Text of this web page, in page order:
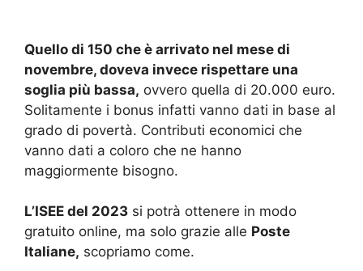
Quello di 150 che è arrivato nel mese di
novembre, doveva invece rispettare una
soglia più bassa, ovvero quella di 20.000 euro.
Solitamente i bonus infatti vanno dati in base al
grado di povertà. Contributi economici che
vanno dati a coloro che ne hanno
maggiormente bisogno.
L’ISEE del 2023 si potrà ottenere in modo
gratuito online, ma solo grazie alle Poste
Italiane, scopriamo come.